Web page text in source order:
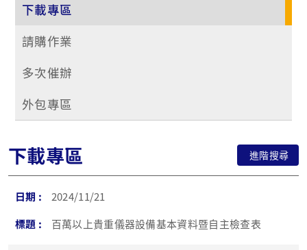
下載專區
請購作業
多次催辦
外包專區
下載專區 進階搜尋
2024/11/21
百萬以上貴重儀器設備基本資料暨自主檢查表